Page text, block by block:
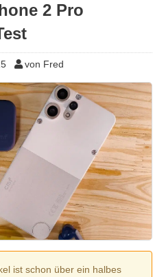
2 Pro
von Fred
ist schon über ein halbes